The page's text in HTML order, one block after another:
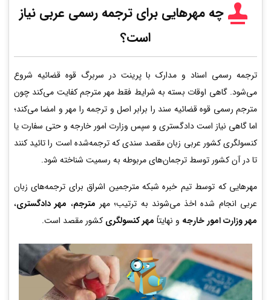
چه مهرهایی برای ترجمه رسمی عربی نیاز
است؟
ترجمه رسمی اسناد و مدارک با پرینت در سربرگ قوه قضائیه شروع
می‌شود. گاهی اوقات بسته به شرایط فقط مهر مترجم کفایت می‌کند چون
مترجم رسمی قوه قضائیه سند را برابر اصل و ترجمه را مهر و امضا می‌کند؛
اما گاهی نیاز است دادگستری و سپس وزارت امور خارجه و حتی سفارت یا
کنسولگری کشور عربی زبان مقصد سندی که ترجمه‌شده است را تائید کنند
تا در آن کشور توسط ترجمان‌های مربوطه به رسمیت شناخته شود.
مهرهایی که توسط تیم خبره شبکه مترجمین اشراق برای ترجمه‌های زبان
عربی انجام شده اخذ می‌شوند به ترتیب؛ مهر مترجم، مهر دادگستری،
مهر وزارت امور خارجه و نهایتاً مهر کنسولگری کشور مقصد است.